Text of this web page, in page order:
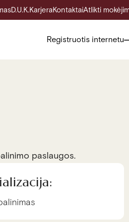
D.U.K.KarjeraKontaktaiAtlikti
Registruotis internetu
paslaugos.